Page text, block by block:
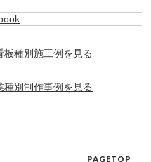
PAGETOP